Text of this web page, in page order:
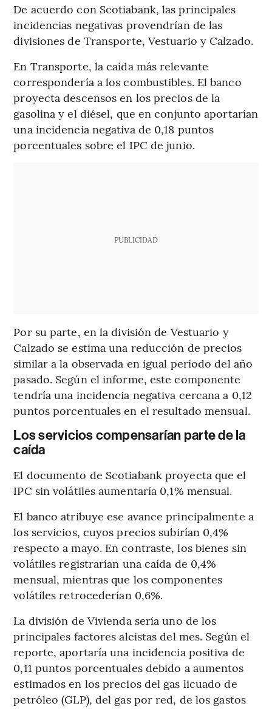
De acuerdo con Scotiabank, las principales
incidencias negativas provendrían de las
divisiones de Transporte, Vestuario y Calzado.
En Transporte, la caída más relevante
correspondería a los combustibles. El banco
proyecta descensos en los precios de la
gasolina y el diésel, que en conjunto aportarían
una incidencia negativa de 0,18 puntos
porcentuales sobre el IPC de junio.
PUBLICIDAD
Por su parte, en la división de Vestuario y
Calzado se estima una reducción de precios
similar a la observada en igual período del año
pasado. Según el informe, este componente
tendría una incidencia negativa cercana a 0,12
puntos porcentuales en el resultado mensual.
Los servicios compensarían parte de la
caída
El documento de Scotiabank proyecta que el
IPC sin volátiles aumentaría 0,1% mensual.
El banco atribuye ese avance principalmente a
los servicios, cuyos precios subirían 0,4%
respecto a mayo. En contraste, los bienes sin
volátiles registrarían una caída de 0,4%
mensual, mientras que los componentes
volátiles retrocederían 0,6%.
La división de Vivienda sería uno de los
principales factores alcistas del mes. Según el
reporte, aportaría una incidencia positiva de
0,11 puntos porcentuales debido a aumentos
estimados en los precios del gas licuado de
petróleo (GLP), del gas por red, de los gastos